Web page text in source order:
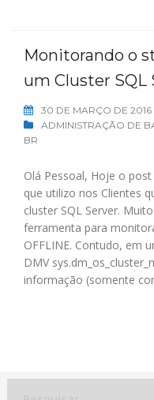
Monitorando o
um Cluster SQL
30 DE MARÇO DE 2016
ADMINISTRAÇÃO DE
BR
Olá Pessoal, Hoje o
que utilizo nos Clientes
cluster SQL Server.
ferramenta para
OFFLINE. Contudo, em
DMV
informação (somente